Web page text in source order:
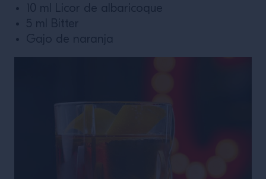
10 ml Licor de albaricoque
5 ml Bitter
Gajo de naranja